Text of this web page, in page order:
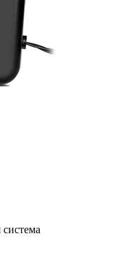
система